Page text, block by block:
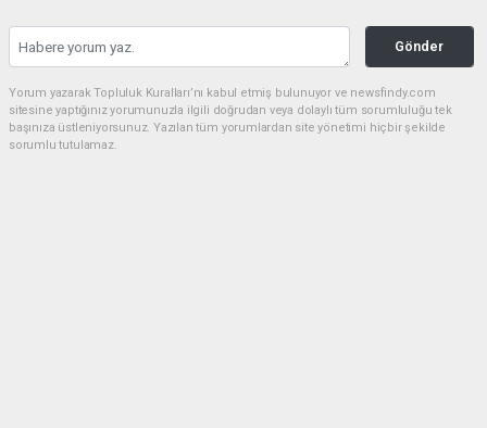
Gönder
Yorum yazarak Topluluk Kuralları’nı kabul etmiş bulunuyor ve newsfindy.com
sitesine yaptığınız yorumunuzla ilgili doğrudan veya dolaylı tüm sorumluluğu tek
başınıza üstleniyorsunuz. Yazılan tüm yorumlardan site yönetimi hiçbir şekilde
sorumlu tutulamaz.